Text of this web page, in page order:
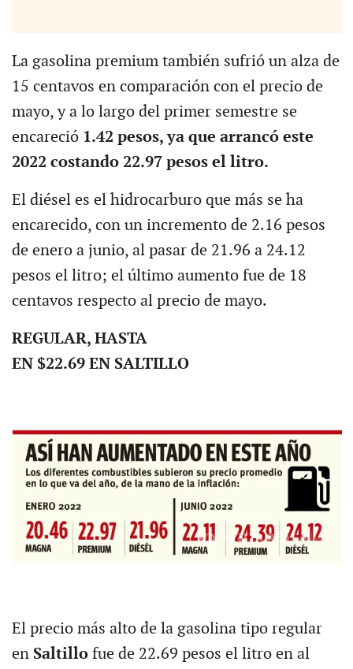
La gasolina premium también sufrió un alza de
15 centavos en comparación con el precio de
mayo, y a lo largo del primer semestre se
encareció1.42 pesos, ya que arrancó este
2022 costando 22.97 pesos el litro.
El diésel es el hidrocarburo que más se ha
encarecido, con un incremento de 2.16 pesos
de enero a junio, al pasar de 21.96 a 24.12
pesos el litro; el último aumento fue de 18
centavos respecto al precio de mayo.
REGULAR, HASTA
EN $22.69 EN SALTILLO
El precio más alto de la gasolina tipo regular
en Saltillo fue de 22.69 pesos el litro en al